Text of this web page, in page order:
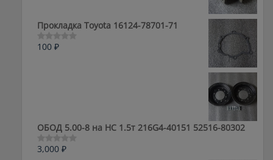
5
Прокладка Toyota 16124-78701-71
Оценка
100 ₽
ОБОД 5.00-8 на HC 1.5т 216G4-40151 52516-80302
Оценка
3,000 ₽